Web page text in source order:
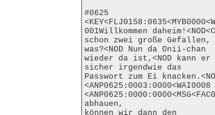
#0625
001Willkommen
schon zwei große Gefallen,
was?<NOD Nun da Onii-chan
wieder da ist,<NOD kann er
sicher irgendwie das
Passwort zum Ei
<ANP0625:0003:0000<WAI0008
abhauen,
können wir dann den